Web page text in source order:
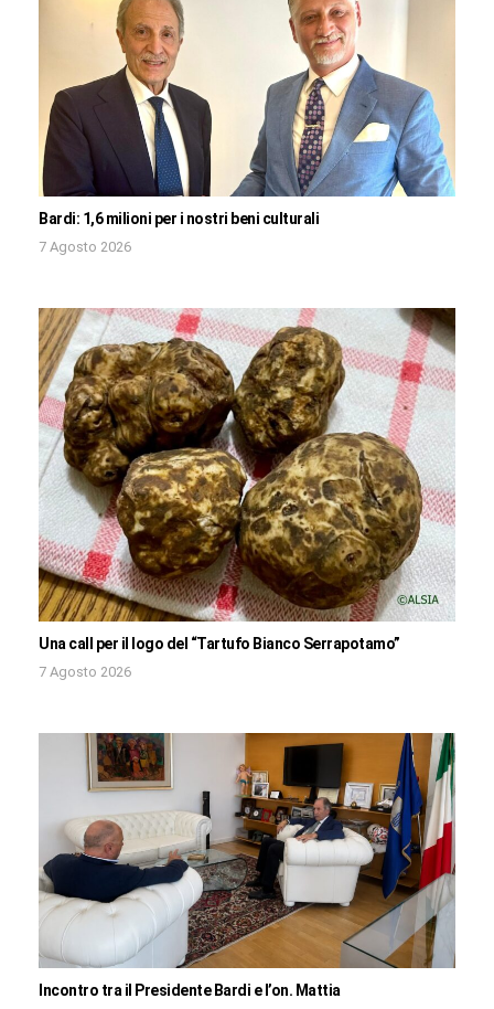
Bardi: 1,6 milioni per i nostri beni culturali
7 Agosto 2026
Una call per il logo del “Tartufo Bianco Serrapotamo”
7 Agosto 2026
Incontro tra il Presidente Bardi e l’on. Mattia